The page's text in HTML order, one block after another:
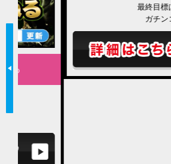
最終目標はＷＩＮ５！
ガチンコ競馬日記！